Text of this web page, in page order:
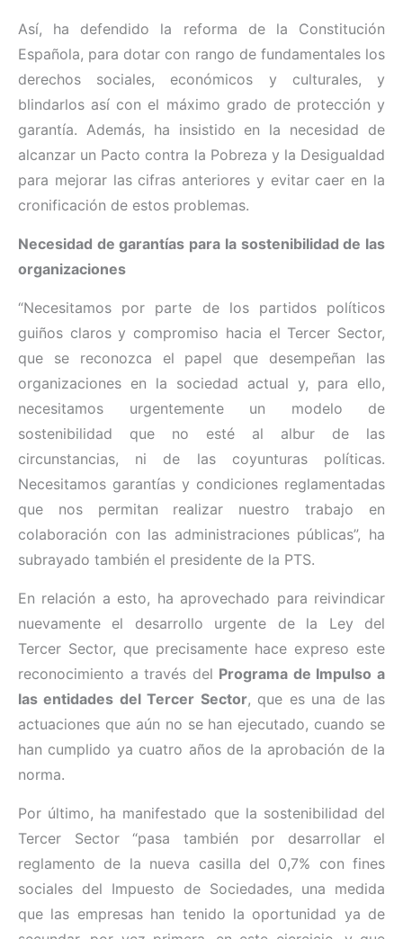
Así, ha defendido la reforma de la Constitución
Española, para dotar con rango de fundamentales los
derechos sociales, económicos y culturales, y
blindarlos así con el máximo grado de protección y
garantía. Además, ha insistido en la necesidad de
alcanzar un Pacto contra la Pobreza y la Desigualdad
para mejorar las cifras anteriores y evitar caer en la
cronificación de estos problemas.
Necesidad de garantías para la sostenibilidad de las
organizaciones
“Necesitamos por parte de los partidos políticos
guiños claros y compromiso hacia el Tercer Sector,
que se reconozca el papel que desempeñan las
organizaciones en la sociedad actual y, para ello,
necesitamos urgentemente un modelo de
sostenibilidad que no esté al albur de las
circunstancias, ni de las coyunturas políticas.
Necesitamos garantías y condiciones reglamentadas
que nos permitan realizar nuestro trabajo en
colaboración con las administraciones públicas”, ha
subrayado también el presidente de la PTS.
En relación a esto, ha aprovechado para reivindicar
nuevamente el desarrollo urgente de la Ley del
Tercer Sector, que precisamente hace expreso este
reconocimiento a través del Programa de Impulso a
las entidades del Tercer Sector, que es una de las
actuaciones que aún no se han ejecutado, cuando se
han cumplido ya cuatro años de la aprobación de la
norma.
Por último, ha manifestado que la sostenibilidad del
Tercer Sector “pasa también por desarrollar el
reglamento de la nueva casilla del 0,7% con fines
sociales del Impuesto de Sociedades, una medida
que las empresas han tenido la oportunidad ya de